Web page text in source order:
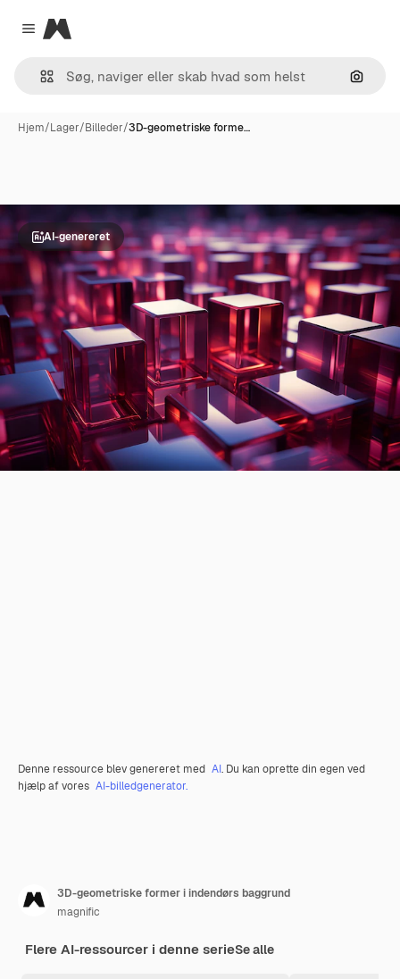
Close menu
Magnific
Søg
Hjem/Lager/Billeder/3D-geometriske forme…
AI-genereret
Denne ressource blev genereret med AI. Du kan oprette din egen ved
hjælp af vores AI-billedgenerator.
3D-geometriske former i indendørs baggrund
magnific
Flere AI-ressourcer i denne serieSe alle